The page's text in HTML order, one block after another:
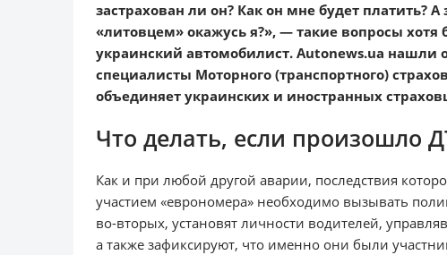
застрахован ли он? Как он мне будет платить?
«литовцем» окажусь я?», — такие вопросы
украинский автомобилист. Autonews.ua нашли
специалисты Моторного (транспортного)
объединяет украинских и иностранных
Что делать, если произошло
Как и при любой другой аварии, последствия
участием «еврономера» необходимо вызывать
во-вторых, установят личности водителей,
а также зафиксируют, что именно они были